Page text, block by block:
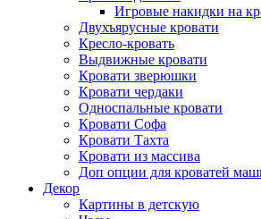
Игровые накидки на
Двухъярусные кровати
Кресло-кровать
Выдвижные кровати
Кровати зверюшки
Кровати чердаки
Односпальные кровати
Кровати Софа
Кровати Тахта
Кровати из массива
Доп опции для кроватей
Декор
Картины в детскую